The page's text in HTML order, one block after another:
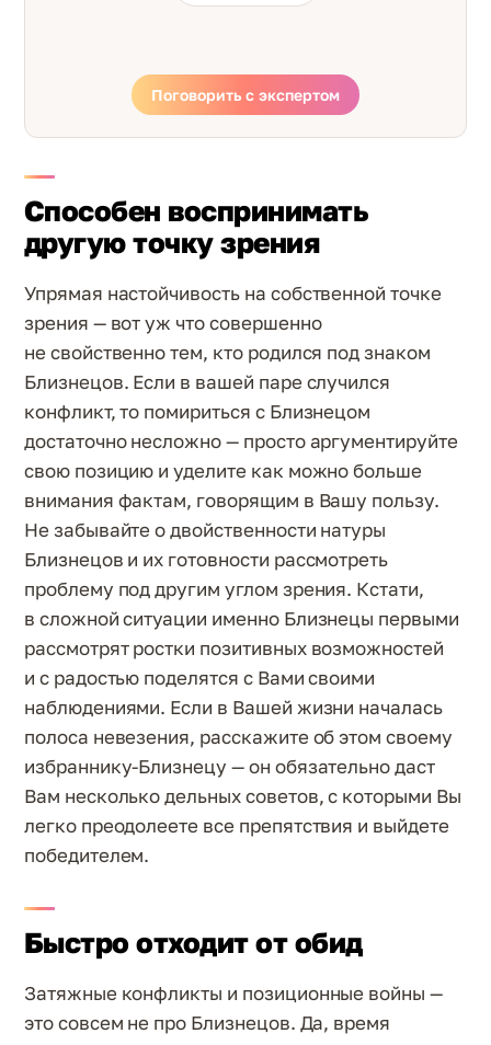
Поговорить с экспертом
Способен воспринимать
другую точку зрения
Упрямая настойчивость на собственной точке
зрения — вот уж что совершенно
не свойственно тем, кто родился под знаком
Близнецов. Если в вашей паре случился
конфликт, то помириться с Близнецом
достаточно несложно — просто аргументируйте
свою позицию и уделите как можно больше
внимания фактам, говорящим в Вашу пользу.
Не забывайте о двойственности натуры
Близнецов и их готовности рассмотреть
проблему под другим углом зрения. Кстати,
в сложной ситуации именно Близнецы первыми
рассмотрят ростки позитивных возможностей
и с радостью поделятся с Вами своими
наблюдениями. Если в Вашей жизни началась
полоса невезения, расскажите об этом своему
избраннику-Близнецу — он обязательно даст
Вам несколько дельных советов, с которыми Вы
легко преодолеете все препятствия и выйдете
победителем.
Быстро отходит от обид
Затяжные конфликты и позиционные войны —
это совсем не про Близнецов. Да, время